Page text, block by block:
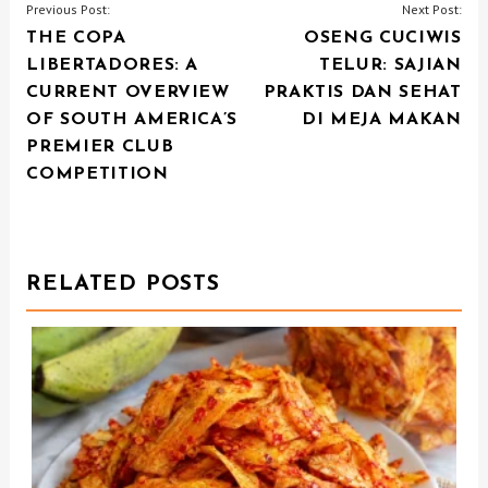
P
O
S
T
N
A
G
A
T
I
O
N
Previous Post:
THE COPA
LIBERTADORES: A
CURRENT OVERVIEW
OF SOUTH AMERICA’S
PREMIER CLUB
COMPETITION
Next Post:
OSENG CUCIWIS
TELUR: SAJIAN
PRAKTIS DAN SEHAT
DI MEJA MAKAN
RELATED POSTS